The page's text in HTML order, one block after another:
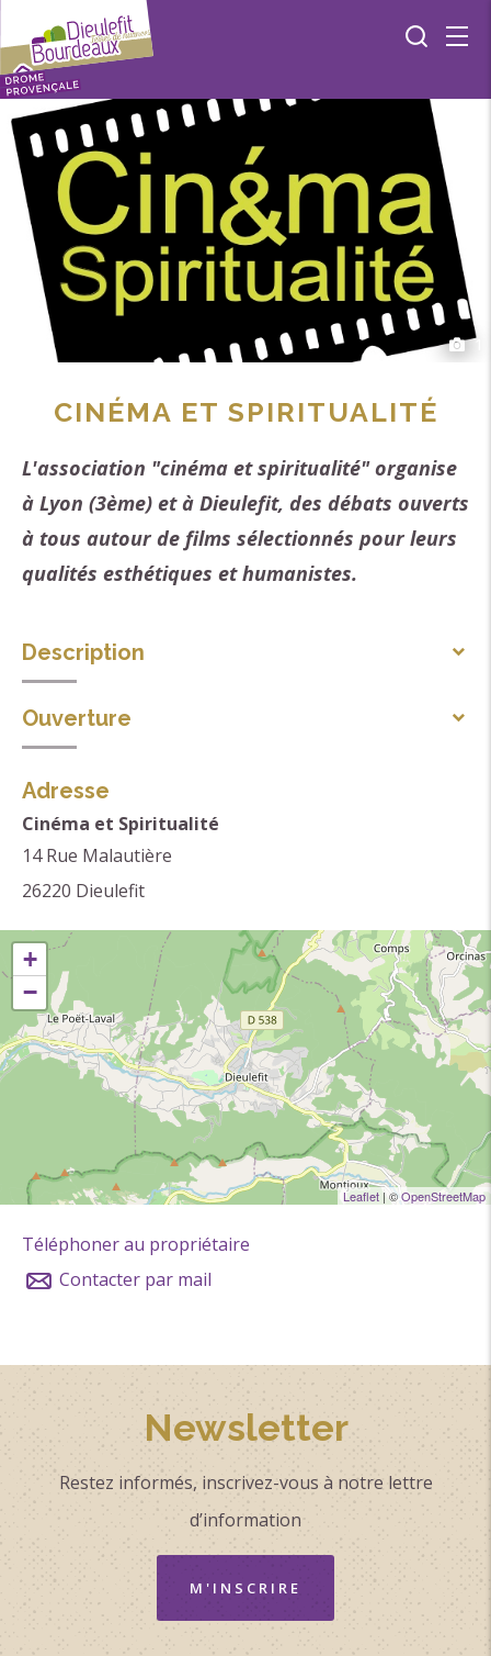
1
CINÉMA ET SPIRITUALITÉ
L'association "cinéma et spiritualité" organise
à Lyon (3ème) et à Dieulefit, des débats ouverts
à tous autour de films sélectionnés pour leurs
qualités esthétiques et humanistes.
Description
A Dieulefit les cafès-cinéma mensuels sont
programmés en partenariat avec le cinéma Labor,
mois de mars à la Halle de Dieulefit
Ouverture
Adresse
Cinéma et Spiritualité
14 Rue Malautière
26220 Dieulefit
+
−
Leaflet | ©OpenStreetMap
Téléphoner au propriétaire
Contacter par mail
Newsletter
Restez informés, inscrivez-vous à notre lettre
d’information
M'INSCRIRE